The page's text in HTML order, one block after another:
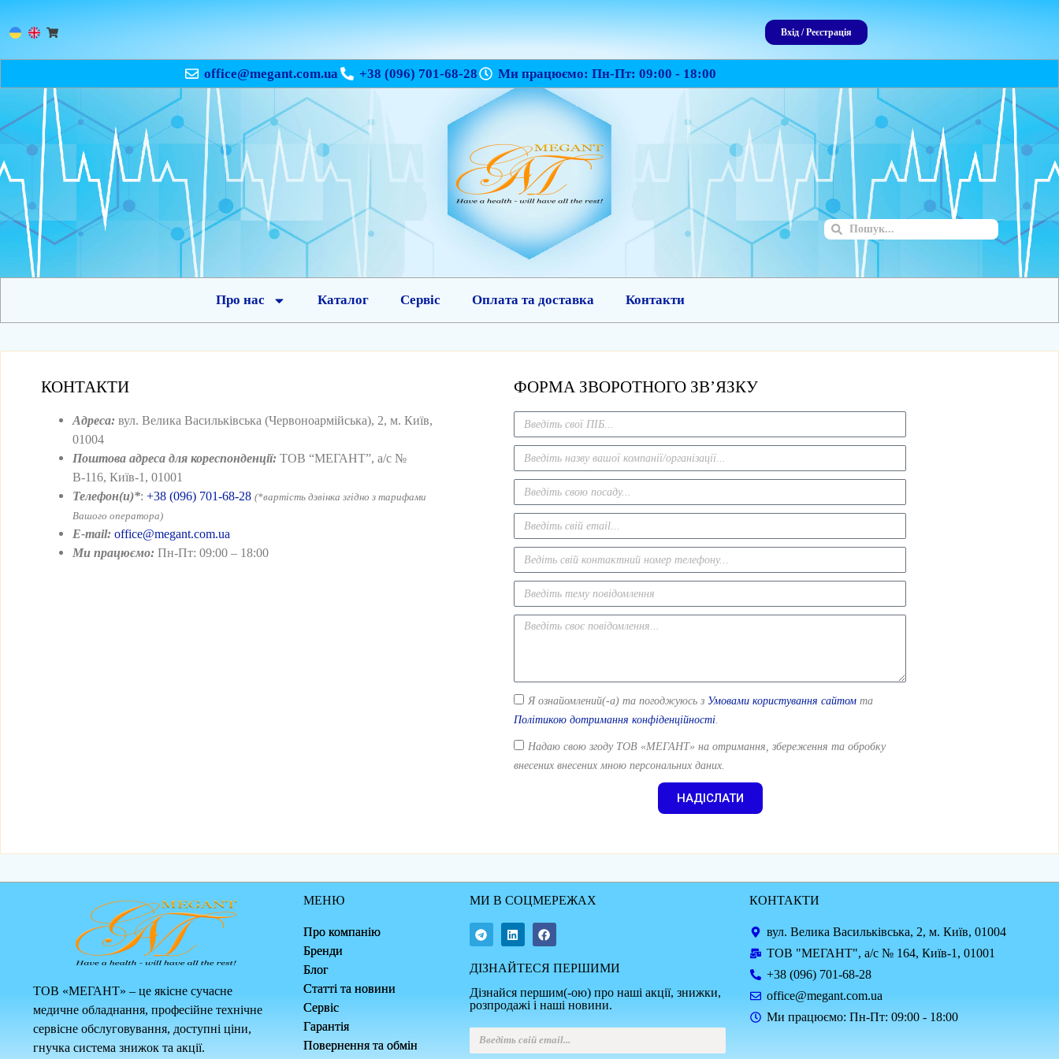
Вхід / Реєстрація
office@megant.com.ua +38 (096) 701-68-28 Ми працюємо: Пн-Пт: 09:00 - 18:00
Про нас Каталог Сервіс Оплата та доставка Контакти
КОНТАКТИ
Адреса:вул. Велика Васильківська (Червоноармійська), 2, м. Київ,
01004
Поштова адреса для кореспонденції:ТОВ “МЕГАНТ”, а/с №
В-116, Київ-1, 01001
Телефон(и)*:+38 (096) 701-68-28 (*вартість дзвінка згідно з тарифами
Вашого оператора)
E-mail: office@megant.com.ua
Ми працюємо: Пн-Пт: 09:00 – 18:00
ФОРМА ЗВОРОТНОГО ЗВ’ЯЗКУ
Я ознайомлений(-а) та погоджуюсь з Умовами користування сайтом та
Політикою дотримання конфіденційності
Надаю свою згоду ТОВ «МЕГАНТ» на отримання, збереження та обробку
внесених внесених мною персональних даних.
НАДІСЛАТИ
ТОВ «МЕГАНТ» – це якісне сучасне
медичне обладнання, професійне технічне
сервісне обслуговування, доступні ціни,
гнучка система знижок та акції.
МЕНЮ
Про компанію
Бренди
Блог
Статті та новини
Сервіс
Гарантія
Повернення та обмін
МИ В СОЦМЕРЕЖАХ
ДІЗНАЙТЕСЯ ПЕРШИМИ
Дізнайся першим(-ою) про наші акції, знижки,
розпродажі і наші новини.
КОНТАКТИ
вул. Велика Васильківська, 2, м. Київ, 01004
ТОВ "МЕГАНТ", а/с № 164, Київ-1, 01001
+38 (096) 701-68-28
office@megant.com.ua
Ми працюємо: Пн-Пт: 09:00 - 18:00